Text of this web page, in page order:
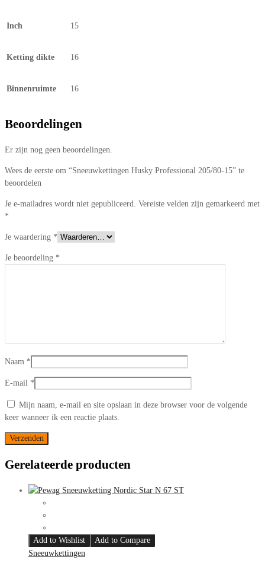
Inch 15
Ketting dikte 16
Binnenruimte 16
Beoordelingen
Er zijn nog geen beoordelingen.
Wees de eerste om “Sneeuwkettingen Husky Professional 205/80-15” te
beoordelen
Je e-mailadres wordt niet gepubliceerd. Vereiste velden zijn gemarkeerd met
*
Je waardering *
Je beoordeling *
Naam *
E-mail *
Mijn naam, e-mail en site opslaan in deze browser voor de volgende
keer wanneer ik een reactie plaats.
Gerelateerde producten
Add to Wishlist
Add to Compare
Sneeuwkettingen